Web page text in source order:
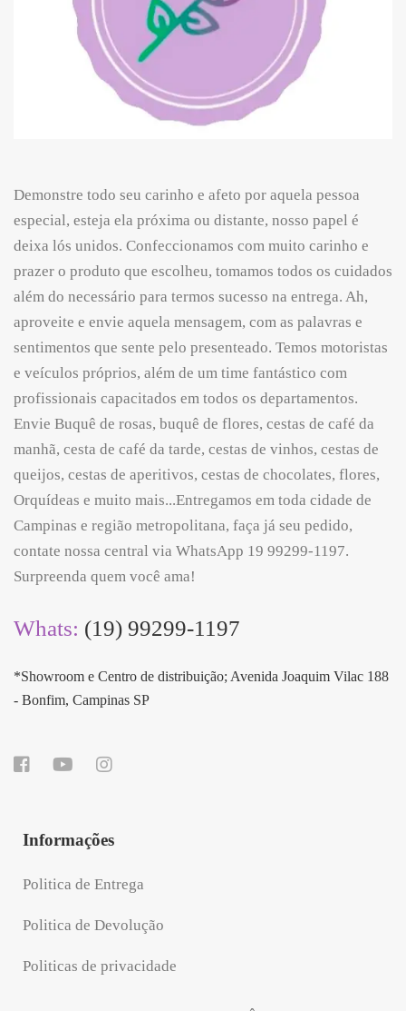
Demonstre todo seu carinho e afeto por aquela pessoa
especial, esteja ela próxima ou distante, nosso papel é
deixa lós unidos. Confeccionamos com muito carinho e
prazer o produto que escolheu, tomamos todos os cuidados
além do necessário para termos sucesso na entrega. Ah,
aproveite e envie aquela mensagem, com as palavras e
sentimentos que sente pelo presenteado. Temos motoristas
e veículos próprios, além de um time fantástico com
profissionais capacitados em todos os departamentos.
Envie Buquê de rosas, buquê de flores, cestas de café da
manhã, cesta de café da tarde, cestas de vinhos, cestas de
queijos, cestas de aperitivos, cestas de chocolates, flores,
Orquídeas e muito mais...Entregamos em toda cidade de
Campinas e região metropolitana, faça já seu pedido,
contate nossa central via WhatsApp 19 99299-1197.
Surpreenda quem você ama!
Whats: (19) 99299-1197
*Showroom e Centro de distribuição; Avenida Joaquim Vilac 188
- Bonfim, Campinas SP
Informações
Politica de Entrega
Politica de Devolução
Politicas de privacidade